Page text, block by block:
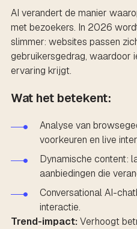
AI verandert de manier
met bezoekers. In 2026
slimmer: websites passen
gebruikersgedrag, waardoor
ervaring krijgt.
Wat het betekent:
Analyse van
voorkeuren en live
Dynamische content:
aanbiedingen die
Conversational AI-
interactie.
Trend-impact:Verhoogt